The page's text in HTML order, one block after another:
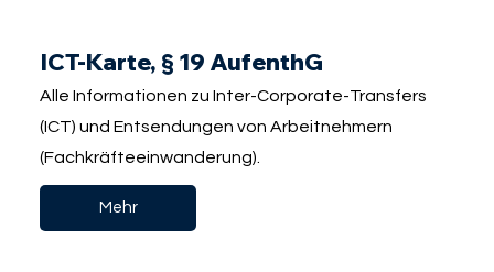
ICT-Karte, § 19 AufenthG
Alle Informationen zu Inter-Corporate-Transfers
(ICT) und Entsendungen von Arbeitnehmern
(Fachkräfteeinwanderung).
Mehr